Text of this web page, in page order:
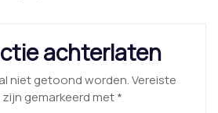
achterlaten
niet getoond worden.Vereiste
gemarkeerd met*